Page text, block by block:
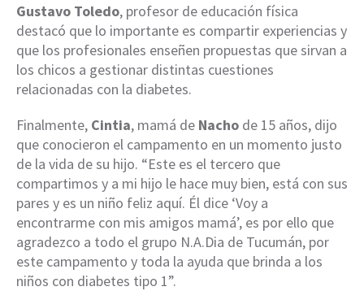
Gustavo Toledo, profesor de educación física
destacó que lo importante es compartir experiencias y
que los profesionales enseñen propuestas que sirvan a
los chicos a gestionar distintas cuestiones
relacionadas con la diabetes.
Finalmente, Cintia, mamá de Nacho de 15 años, dijo
que conocieron el campamento en un momento justo
de la vida de su hijo. “Este es el tercero que
compartimos y a mi hijo le hace muy bien, está con sus
pares y es un niño feliz aquí. Él dice ‘Voy a
encontrarme con mis amigos mamá’, es por ello que
agradezco a todo el grupo N.A.Dia de Tucumán, por
este campamento y toda la ayuda que brinda a los
niños con diabetes tipo 1”.